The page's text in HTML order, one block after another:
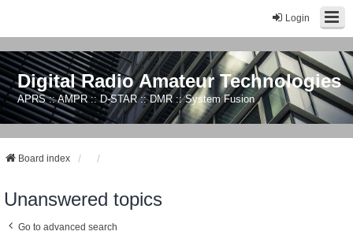
Login
Digital Radio Amateur Technologies
APRS :: AMPR :: D-STAR :: DMR :: System Fusion
Board index
Unanswered topics
Go to advanced search